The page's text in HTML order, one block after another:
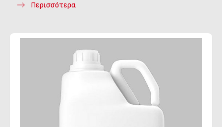
Περισσότερα